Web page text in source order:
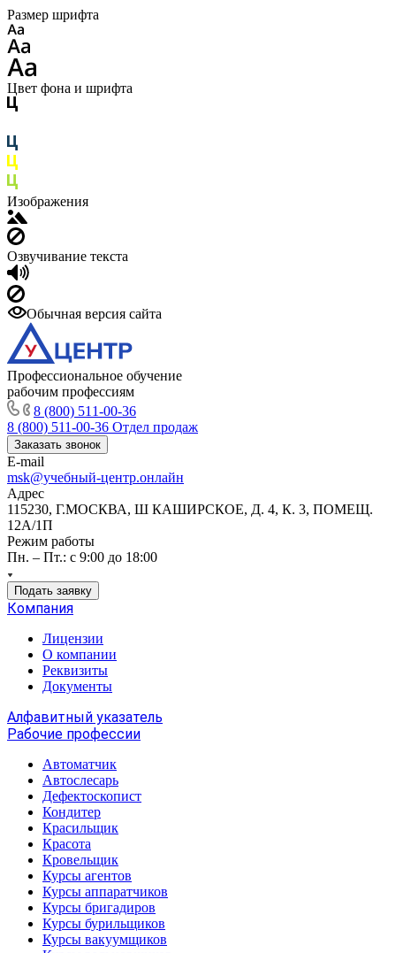
Размер шрифта
Цвет фона и шрифта
Изображения
Озвучивание текста
Обычная версия сайта
Профессиональное обучение
рабочим профессиям
8 (800) 511-00-36
8 (800) 511-00-36 Отдел продаж
Заказать звонок
E-mail
msk@учебный-центр.онлайн
Адрес
115230, Г.МОСКВА, Ш КАШИРСКОЕ, Д. 4, К. 3, ПОМЕЩ.
12А/1П
Режим работы
Пн. – Пт.: с 9:00 до 18:00
Подать заявку
Компания
Лицензии
О компании
Реквизиты
Документы
Алфавитный указатель
Рабочие профессии
Автоматчик
Автослесарь
Дефектоскопист
Кондитер
Красильщик
Красота
Кровельщик
Курсы агентов
Курсы аппаратчиков
Курсы бригадиров
Курсы бурильщиков
Курсы вакуумщиков